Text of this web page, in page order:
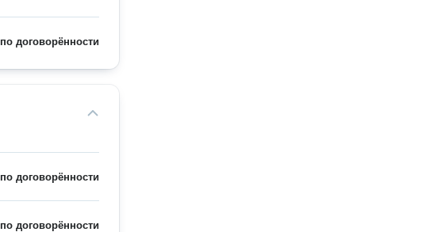
по договорённости
по договорённости
по договорённости